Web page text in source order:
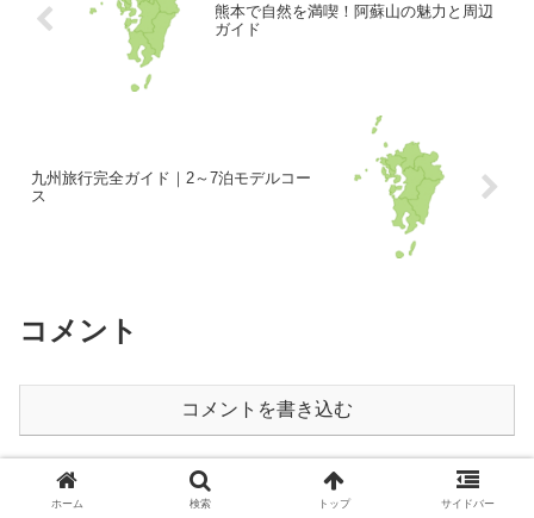
熊本で自然を満喫！阿蘇山の魅力と周辺
ガイド
九州旅行完全ガイド｜2～7泊モデルコー
ス
コメント
コメントを書き込む
ホーム
ホーム 検索 トップ サイドバー